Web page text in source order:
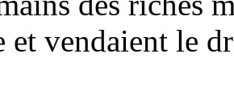
et vendaient le